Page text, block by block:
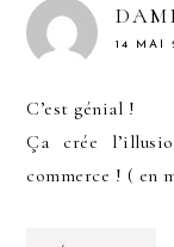
14 MAI
C’est génial !
Ça crée
commerce ! ( en